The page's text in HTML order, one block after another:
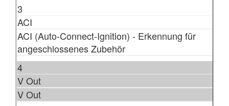
3
ACI
ACI (Auto-Connect-Ignition) - Erkennung für
angeschlossenes Zubehör
4
V Out
V Out